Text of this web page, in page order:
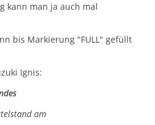
kann man ja auch mal
bis Markierung "FULL" gefüllt
Ignis:
am